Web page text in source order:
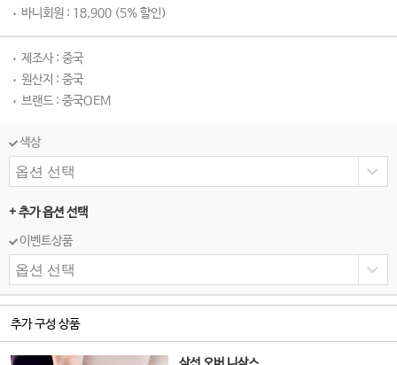
바니회원 : 18,900 (5% 할인)
제조사 : 중국
원산지 : 중국
브랜드 : 중국OEM
색상
+ 추가 옵션 선택
이벤트상품
추가 구성 상품